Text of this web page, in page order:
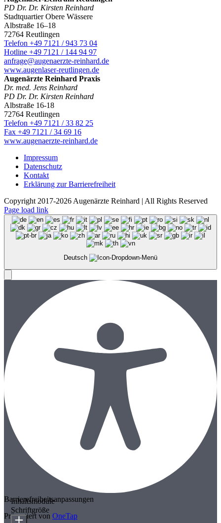
PD Dr. Dr. Kirsten Reinhard
Stadtquartier Obere Wässere
Albstraße 16–18
72764 Reutlingen
Telefon +49 7121 / 943 73 04
Hotline +49 7121 / 144 94 97
anfrage@augenaerzte-reinhard.de
www.augenlaser-reutlingen.de
Augenärzte Reinhard Praxis
Dr. med. Jens Reinhard
PD Dr. Dr. Kirsten Reinhard
Albstraße 16-18
72764 Reutlingen
Telefon +49 7121 / 33 82 25
Fax +49 7121 / 34 69 16
www.augenaerzte-reinhard.de
Impressum
Datenschutz
Kontakt
Erklärung zur Barrierefreiheit
Copyright 2017-2026 Augenärzte Reinhard | All Rights Reserved
Page load link
Deutsch
Barrierefreiheitsanpassungen
Präsentiert von OneTap
Inhaltsmodule
Schriftgröße